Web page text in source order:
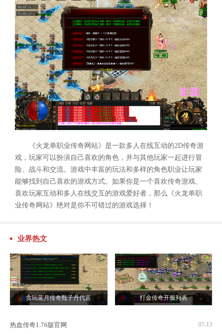
《火龙单职业传奇网站》是一款多人在线互动的2D传奇游
戏，玩家可以扮演自己喜欢的角色，并与其他玩家一起进行冒
险、战斗和交流。游戏中丰富的玩法和多样的角色职业让玩家
能够找到自己喜欢的游戏方式。如果你是一个喜欢传奇游戏、
喜欢玩家互动和多人在线交互的游戏爱好者，那么《火龙单职
业传奇网站》绝对是你不可错过的游戏选择！
业界热文
贪玩蓝月传奇甄子丹代言 打金传奇开服列表
热血传奇1.76版官网 07-13